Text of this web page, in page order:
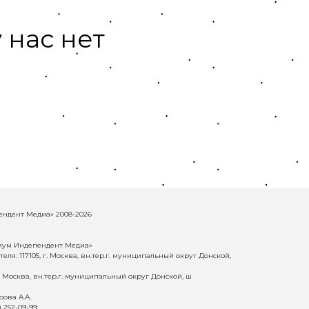
нет
Медиа» 2008-2026
Индепендент Медиа»
117105, г. Москва, вн.тер.г. муниципальный округ Донской,
Москва, вн.тер.г. муниципальный округ Донской, ш
А.А.